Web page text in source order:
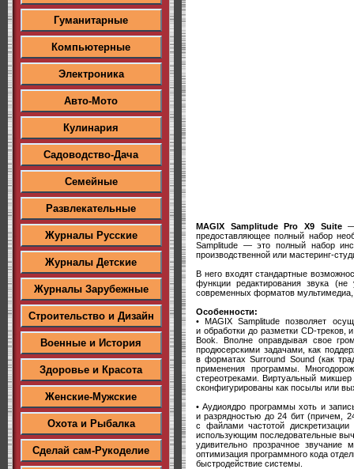
Гуманитарные
Компьютерные
Электроника
Авто-Мото
Кулинария
Садоводство-Дача
Семейные
Развлекательные
Журналы Русские
Журналы Детские
Журналы Зарубежные
Строительство и Дизайн
Военные и История
Здоровье и Красота
Женские-Мужские
Охота и Рыбалка
Сделай сам-Рукоделие
MAGIX Samplitude Pro X9 Suite—
предоставляющее полный набор
Samplitude — это полный набор
производственной или мастеринг-
В него входят стандартные
функции редактирования звука
современных форматов мультимедиа,
Особенности:
• MAGIX Samplitude позволяет
и обработки до разметки CD-треков,
Book. Вполне оправдывая свое
продюсерскими задачами, как
в форматах Surround Sound (как
применения программы.
стереотреками. Виртуальный
сконфигурированы как посылы или
• Аудиоядро программы хоть и
и разрядностью до 24 бит (причем,
с файлами частотой
использующим последовательные
удивительно прозрачное звучание
оптимизация программного кода
быстродействие системы.